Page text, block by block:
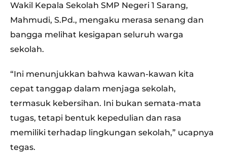
Wakil Kepala Sekolah SMP Negeri 1 Sarang,
Mahmudi, S.Pd., mengaku merasa senang dan
bangga melihat kesigapan seluruh warga
sekolah.
“Ini menunjukkan bahwa kawan-kawan kita
cepat tanggap dalam menjaga sekolah,
termasuk kebersihan. Ini bukan semata-mata
tugas, tetapi bentuk kepedulian dan rasa
memiliki terhadap lingkungan sekolah,” ucapnya
tegas.